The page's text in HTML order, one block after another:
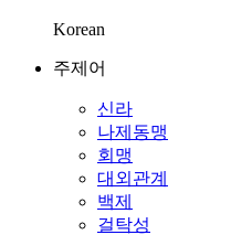
Korean
주제어
신라
나제동맹
회맹
대외관계
백제
걸탁성